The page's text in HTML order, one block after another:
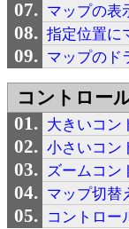
マップの表
指定位置に
マップのド
コントロー
大きいコン
小さいコン
ズームコン
マップ切替
コントロー